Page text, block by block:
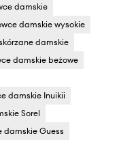
damskie
damskie wysokie
damskie
damskie beżowe
damskie Inuikii
Sorel
damskie Guess